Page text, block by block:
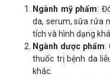
Ngành mỹ phẩm:
da, serum, sữa rửa
tích và hình dạng
Ngành dược phẩm:
thuốc trị bệnh da
khác.